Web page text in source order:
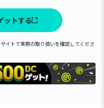
ットする
イトで実際の取り扱いを確認してくださ